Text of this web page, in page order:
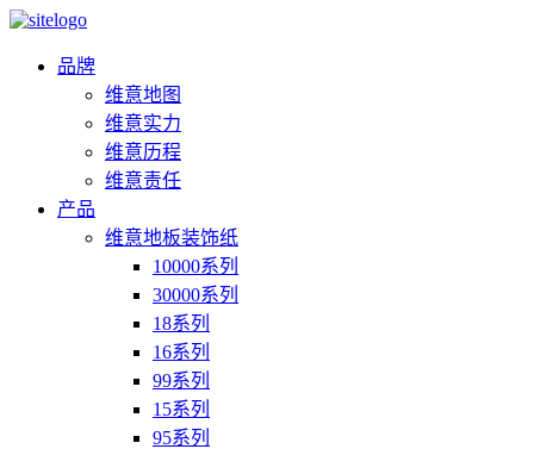
品牌
维意地图
维意实力
维意历程
维意责任
产品
维意地板装饰纸
10000系列
30000系列
18系列
16系列
99系列
15系列
95系列